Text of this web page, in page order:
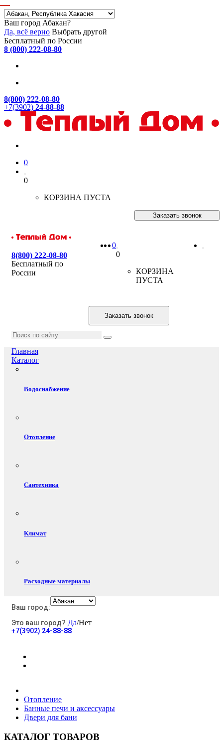
Ваш город Абакан?
Да, всё верно Выбрать другой
Бесплатный по России
8 (800) 222-08-80
8(800) 222-08-80
+7(3902) 24-88-88
0
0
КОРЗИНА ПУСТА
Заказать звонок
8(800) 222-08-80
Бесплатный по
России
0
0
КОРЗИНА
ПУСТА
Заказать звонок
Главная
Каталог
Водоснабжение
Отопление
Сантехника
Климат
Расходные материалы
Электротовары
Ваш город:
Это ваш город? Да/Нет
+7(3902) 24-88-88
Отопление
Банные печи и аксессуары
Двери для бани
КАТАЛОГ ТОВАРОВ